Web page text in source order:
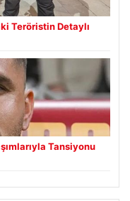
Teröristin Detaylı
Tansiyonu